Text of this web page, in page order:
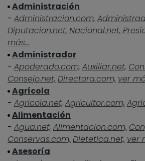
Administración
- Administracion.com,
Diputacion.net, Nacional.net,
más...
Administrador
- Apoderado.com, Auxiliar.net,
Consejo.net, Directora.com, ver
Agrícola
- Agricola.net, Agricultor.com,
Alimentación
- Agua.net, Alimentacion.com,
Conservas.com, Dietetica.net, ver
Asesoría